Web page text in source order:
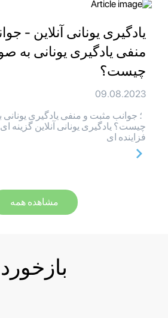
یادگیری یونانی آنلاین -
منفی یادگیری یونانی به
چیست؟
09.08.2023
؛ جوانب مثبت و منفی یادگیری یونانی
چیست؟ یادگیری یونانی آنلاین گزینه
فزاینده ای
مشاهده همه
بازخورد